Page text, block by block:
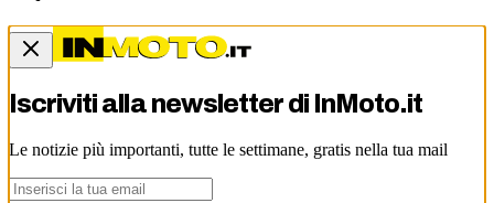
Iscriviti alla newsletter di InMoto.it
Le notizie più importanti, tutte le settimane, gratis nella tua mail